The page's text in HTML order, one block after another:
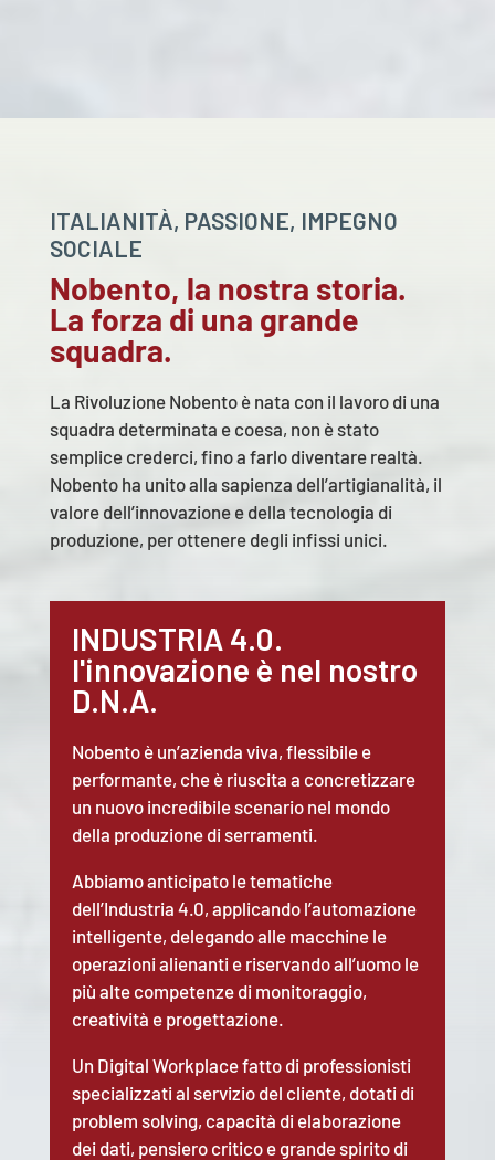
ITALIANITÀ, PASSIONE, IMPEGNO
SOCIALE
Nobento, la nostra storia.
La forza di una grande
squadra.
La Rivoluzione Nobento è nata con il lavoro di una
squadra determinata e coesa, non è stato
semplice crederci, fino a farlo diventare realtà.
Nobento ha unito alla sapienza dell’artigianalità, il
valore dell’innovazione e della tecnologia di
produzione, per ottenere degli infissi unici.
INDUSTRIA 4.0.
l'innovazione è nel nostro
D.N.A.
Nobento è un’azienda viva, flessibile e
performante, che è riuscita a concretizzare
un nuovo incredibile scenario nel mondo
della produzione di serramenti.
Abbiamo anticipato le tematiche
dell’Industria 4.0, applicando l’automazione
intelligente, delegando alle macchine le
operazioni alienanti e riservando all’uomo le
più alte competenze di monitoraggio,
creatività e progettazione.
Un Digital Workplace fatto di professionisti
specializzati al servizio del cliente, dotati di
problem solving, capacità di elaborazione
dei dati, pensiero critico e grande spirito di